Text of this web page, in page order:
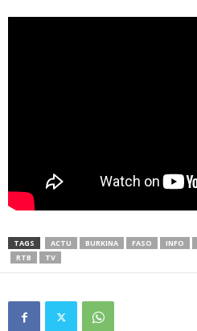
TAGS ACTU BURKINA FASO INFO
RTB
TV